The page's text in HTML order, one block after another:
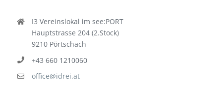
Kontakt
I3 Vereinslokal im see:PORT
9210 Pörtschach
+43 660 1210060